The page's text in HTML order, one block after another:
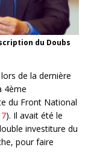
du Doubs
de la dernière
4ème
du Front National
). Il avait été le
investiture du
pour faire